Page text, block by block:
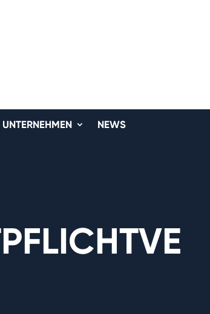
UNTERNEHMEN NEWS